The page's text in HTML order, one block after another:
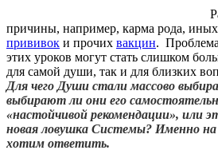
причины, например, карма рода,
прививок и прочих вакцин.
этих уроков могут стать слишком
для самой души, так и для близких
Для чего Души стали массово
выбирают ли они его
«настойчивой рекомендации», или
новая ловушка Системы? Именно
хотим ответить.